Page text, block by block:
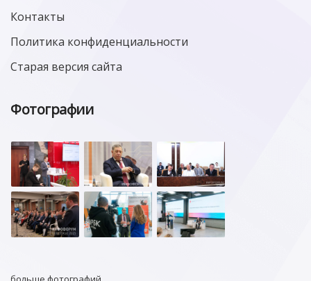
Контакты
Политика конфиденциальности
Старая версия сайта
Фотографии